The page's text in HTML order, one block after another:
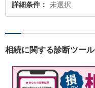
詳細条件 未選択
相続に関する診断ツール